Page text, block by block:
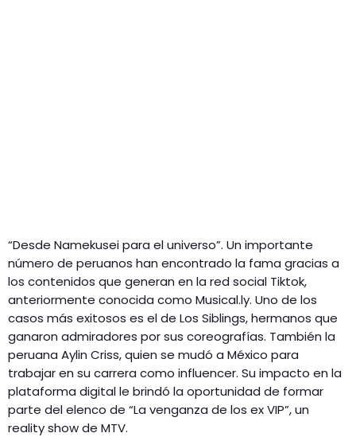
“Desde Namekusei para el universo”. Un importante
número de peruanos han encontrado la fama gracias a
los contenidos que generan en la red social Tiktok,
anteriormente conocida como Musical.ly. Uno de los
casos más exitosos es el de Los Siblings, hermanos que
ganaron admiradores por sus coreografías. También la
peruana Aylin Criss, quien se mudó a México para
trabajar en su carrera como influencer. Su impacto en la
plataforma digital le brindó la oportunidad de formar
parte del elenco de “La venganza de los ex VIP”, un
reality show de MTV.